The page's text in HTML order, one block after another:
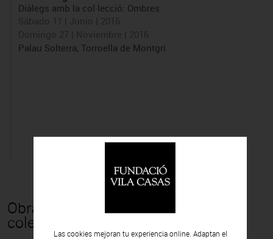
Diàlegs amb la col·lecció: Ombres
Palau Solterra, Torroella de Montgrí
Obras que forman parte de la
colección Vila Casas
Las cookies mejoran tu experiencia online. Adaptan el